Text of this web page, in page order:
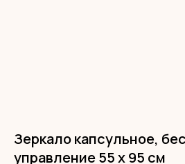
Зеркало капсульное,
управление 55 х 95 см